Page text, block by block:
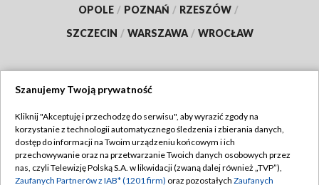
OPOLE / POZNAŃ / RZESZÓW /
SZCZECIN / WARSZAWA / WROCŁAW
TVP
Abonament TVP
Emisja w TVP
Regulamin TVP
Polityka prywatności
Szanujemy Twoją prywatność
Kliknij "Akceptuję i przechodzę do serwisu", aby wyrazić zgody na
korzystanie z technologii automatycznego śledzenia i zbierania danych,
dostęp do informacji na Twoim urządzeniu końcowym i ich
przechowywanie oraz na przetwarzanie Twoich danych osobowych przez
nas, czyli Telewizję Polską S.A. w likwidacji (zwaną dalej również „TVP”),
Zaufanych Partnerów z IAB* (1201 firm) oraz pozostałych Zaufanych